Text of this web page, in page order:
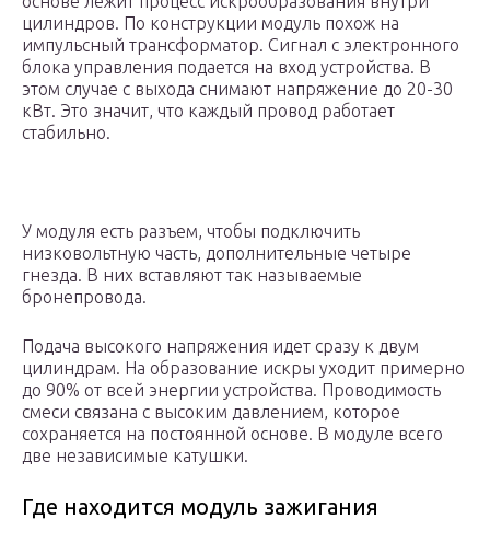
цилиндров. По конструкции модуль похож на
импульсный трансформатор. Сигнал с электронного
блока управления подается на вход устройства. В
этом случае с выхода снимают напряжение до 20-30
кВт. Это значит, что каждый провод работает
стабильно.
У модуля есть разъем, чтобы подключить
низковольтную часть, дополнительные четыре
гнезда. В них вставляют так называемые
бронепровода.
Подача высокого напряжения идет сразу к двум
цилиндрам. На образование искры уходит примерно
до 90% от всей энергии устройства. Проводимость
смеси связана с высоким давлением, которое
сохраняется на постоянной основе. В модуле всего
две независимые катушки.
Где находится модуль зажигания